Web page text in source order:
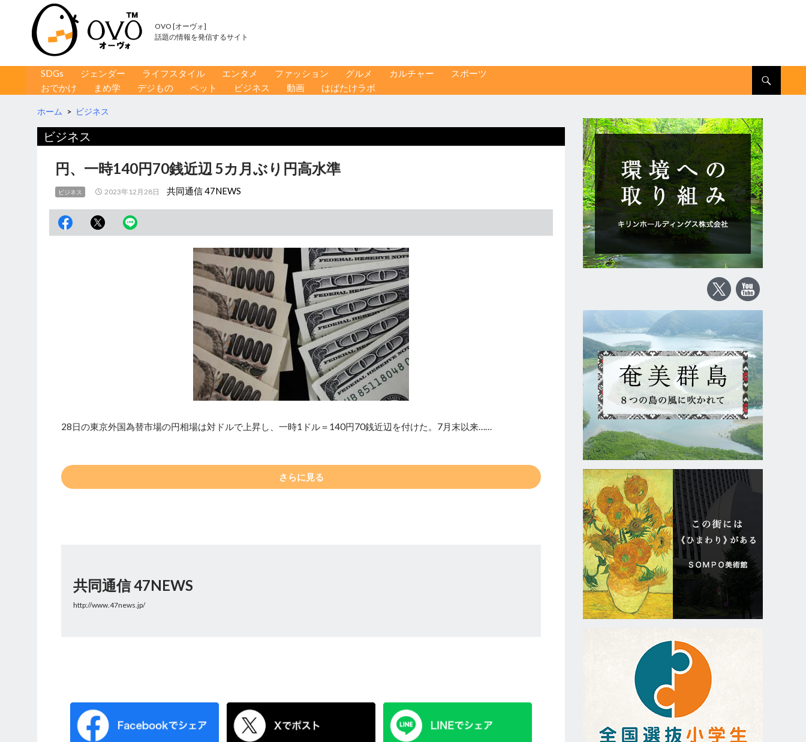
OVO [オーヴォ]
話題の情報を発信するサイト
コンテンツへ移動
SDGs ジェンダー ライフスタイル エンタメ ファッション グルメ カルチャー
スポーツ
おでかけ
まめ学 デジもの ペット ビジネス 動画 はばたけラボ
ホーム > ビジネス
ビジネス
円、一時140円70銭近辺 5カ月ぶり円高水準
ビジネス 2023年12月28日 共同通信 47NEWS
28日の東京外国為替市場の円相場は対ドルで上昇し、一時1ドル＝140円70銭近辺を付けた。7月末以来……
さらに見る
共同通信 47NEWS
http://www.47news.jp/